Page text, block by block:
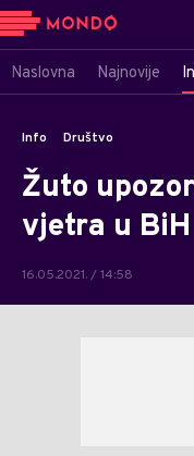
Naslovna Najnovije
Info Društvo
Žuto
vjetra u BiH
16.05.2021. / 14:58